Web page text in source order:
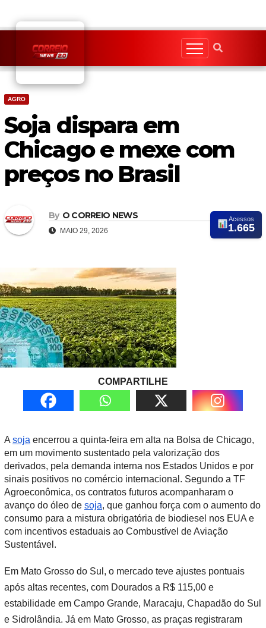
content
AGRO
Soja dispara em
Chicago e mexe com
preços no Brasil
By O CORREIO NEWS
MAIO 29, 2026
Acessos
1.665
COMPARTILHE
A soja encerrou a quinta-feira em alta na Bolsa de Chicago,
em um movimento sustentado pela valorização dos
derivados, pela demanda interna nos Estados Unidos e por
sinais positivos no comércio internacional. Segundo a TF
Agroeconômica, os contratos futuros acompanharam o
avanço do óleo de soja, que ganhou força com o aumento do
consumo para a mistura obrigatória de biodiesel nos EUA e
com incentivos estaduais ao Combustível de Aviação
Sustentável.
Em Mato Grosso do Sul, o mercado teve ajustes pontuais
após altas recentes, com Dourados a R$ 115,00 e
estabilidade em Campo Grande, Maracaju, Chapadão do Sul
e Sidrolândia. Já em Mato Grosso, as praças registraram